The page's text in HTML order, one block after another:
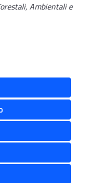
Ambientali e